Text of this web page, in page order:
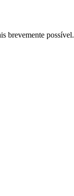
brevemente possível.